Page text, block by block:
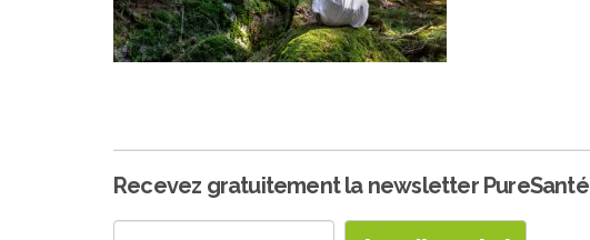
Recevez gratuitement la newsletter PureSanté